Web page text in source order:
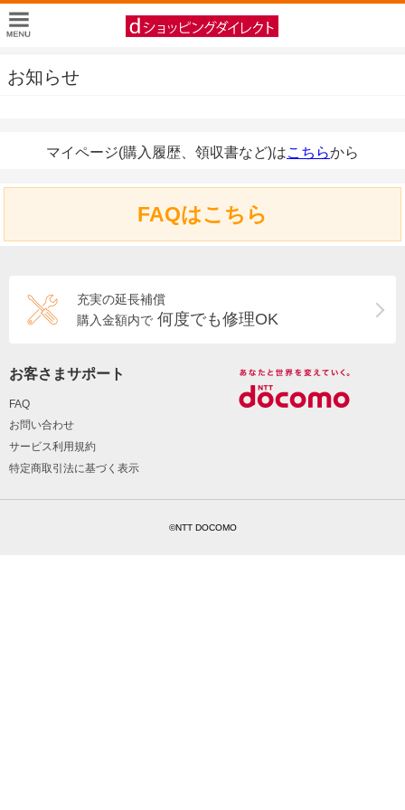
お知らせ
マイページ(購入履歴、領収書など)はこちらから
FAQはこちら
充実の延長補償
購入金額内で 何度でも修理OK
お客さまサポート
FAQ
お問い合わせ
サービス利用規約
特定商取引法に基づく表示
©NTT DOCOMO